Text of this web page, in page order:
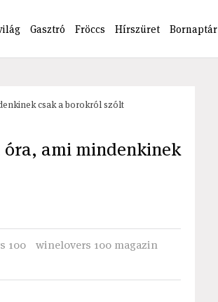
Gasztró Fröccs Hírszüret Bornaptár
csak a borokról szólt
óra, ami mindenkinek
100
winelovers 100 magazin